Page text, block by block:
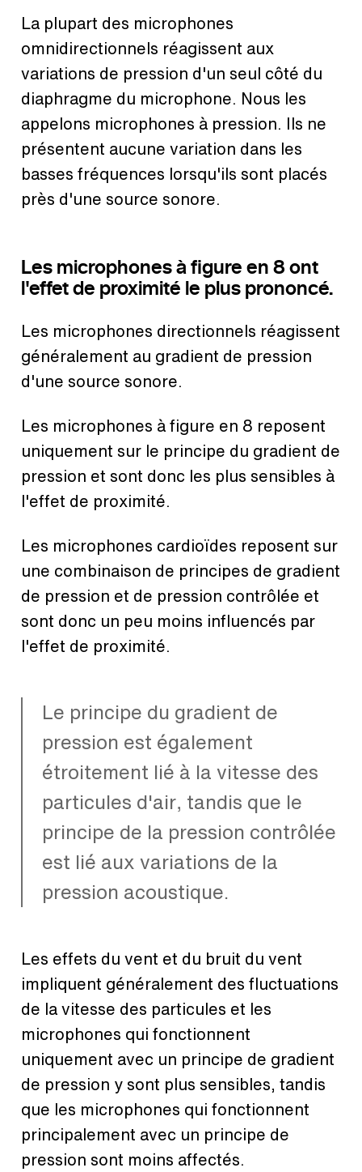
La plupart des microphones
omnidirectionnels réagissent aux
variations de pression d'un seul côté du
diaphragme du microphone. Nous les
appelons microphones à pression. Ils ne
présentent aucune variation dans les
basses fréquences lorsqu'ils sont placés
près d'une source sonore.
Les microphones à figure en 8 ont
l'effet de proximité le plus prononcé.
Les microphones directionnels réagissent
généralement au gradient de pression
d'une source sonore.
Les microphones à figure en 8 reposent
uniquement sur le principe du gradient de
pression et sont donc les plus sensibles à
l'effet de proximité.
Les microphones cardioïdes reposent sur
une combinaison de principes de gradient
de pression et de pression contrôlée et
sont donc un peu moins influencés par
l'effet de proximité.
Le principe du gradient de
pression est également
étroitement lié à la vitesse des
particules d'air, tandis que le
principe de la pression contrôlée
est lié aux variations de la
pression acoustique.
Les effets du vent et du bruit du vent
impliquent généralement des fluctuations
de la vitesse des particules et les
microphones qui fonctionnent
uniquement avec un principe de gradient
de pression y sont plus sensibles, tandis
que les microphones qui fonctionnent
principalement avec un principe de
pression sont moins affectés.